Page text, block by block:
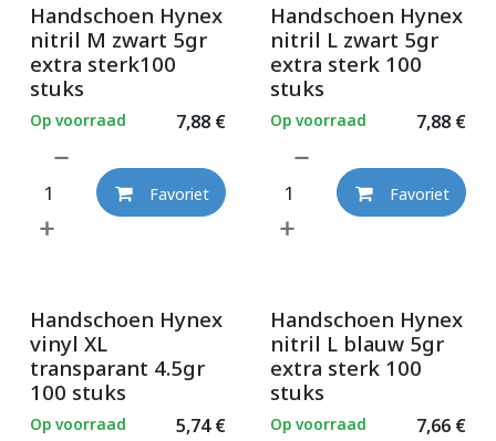
Handschoen Hynex
nitril M zwart 5gr
extra sterk100
stuks
7,88€
Op voorraad
Favoriet
Handschoen Hynex
nitril L zwart 5gr
extra sterk 100
stuks
7,88€
Op voorraad
Favoriet
Handschoen Hynex
vinyl XL
transparant 4.5gr
100 stuks
5,74€
Op voorraad
Handschoen Hynex
nitril L blauw 5gr
extra sterk 100
stuks
7,66€
Op voorraad